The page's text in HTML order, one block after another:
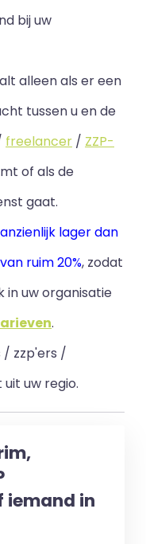
bij uw
alleen als er een
tussen u en de
freelancer / ZZP-
of als de
gaat.
lager dan
ruim 20%, zodat
in uw organisatie
.
zzp'ers /
uw regio.
iemand in